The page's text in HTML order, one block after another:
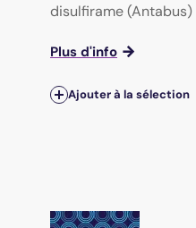
disulfirame (Antabus)
Plus d'info
Ajouter à la sélection